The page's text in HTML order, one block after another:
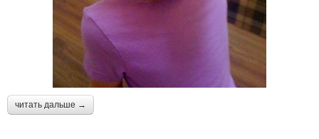
читать дальше →